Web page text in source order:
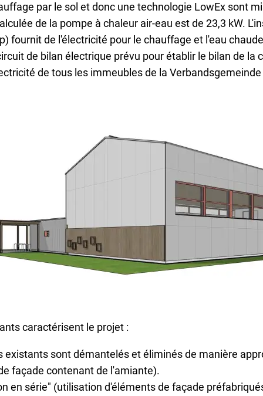
par le sol et donc une technologie LowEx sont
de la pompe à chaleur air-eau est de 23,3 kW.
fournit de l'électricité pour le chauffage et l'eau
de bilan électrique prévu pour établir le bilan de la
de tous les immeubles de la
caractérisent le projet :
existants sont démantelés et éliminés de manière
façade contenant de l'amiante).
en série" (utilisation d'éléments de façade